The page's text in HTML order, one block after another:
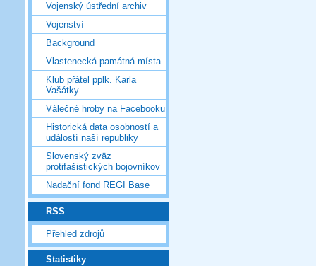
Vojenský ústřední archiv
Vojenství
Background
Vlastenecká památná místa
Klub přátel pplk. Karla
Vašátky
Válečné hroby na Facebooku
Historická data osobností a
událostí naší republiky
Slovenský zväz
protifašistických bojovníkov
Nadační fond REGI Base
RSS
Přehled zdrojů
Statistiky